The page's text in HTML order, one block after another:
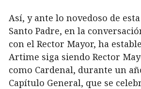
Así, y ante lo novedoso de
Santo Padre, en la
con el Rector Mayor, ha
Artime siga siendo Rector
como Cardenal, durante un
Capítulo General, que se